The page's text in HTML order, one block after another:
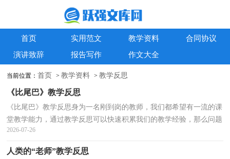
首页 实用范文 教学资料
合同协议
演讲致辞
报告写作 作文大全
当前位置：首页 >教学资料 >教学反思
《比尾巴》教学反思
《比尾巴》教学反思身为一名刚到岗的教师，我们都希望有一流的课
堂教学能力，通过教学反思可以快速积累我们的教学经验，那么问题
来了，教学反思应该怎么写？以下是小编帮大家整理的《...
2026-07-26
人类的“老师”教学反思